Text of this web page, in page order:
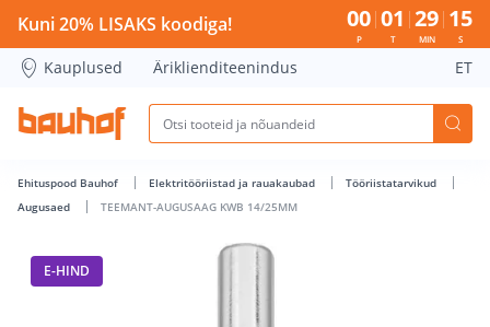
TEEMANT-AUGUSAAG KWB 14/25MM - Bauhof has loaded
Kuni 20% LISAKS koodiga! 00
P
01
T
29
MIN
15
S
Kauplused Äriklienditeenindus ET
Ehituspood Bauhof Elektritööriistad ja rauakaubad
Tööriistatarvikud
Augusaed
TEEMANT-AUGUSAAG KWB 14/25MM
E-HIND